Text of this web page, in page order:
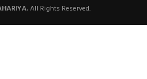
All Rights Reserved.